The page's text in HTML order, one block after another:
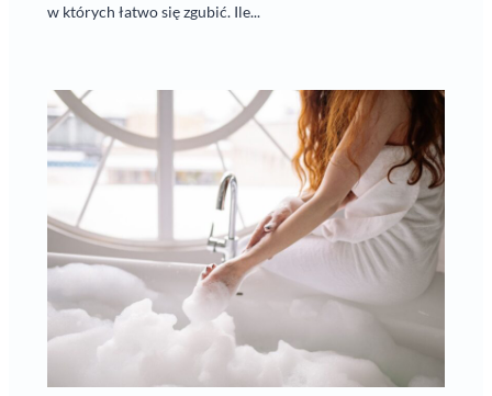
w których łatwo się zgubić. Ile...